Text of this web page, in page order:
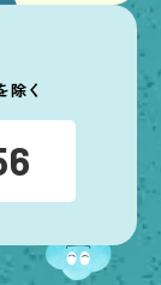
除く